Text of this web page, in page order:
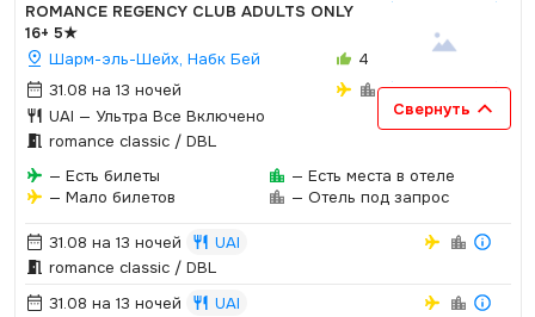
ROMANCE REGENCY CLUB ADULTS ONLY
16+ 5★
Шарм-эль-Шейх, Набк Бей
31.08 на 13 ночей
UAI — Ультра Все Включено
4
romance classic / DBL
Свернуть
— Есть билеты
— Мало билетов
— Есть места в отеле
— Отель под запрос
31.08 на 13 ночей
UAI
romance classic / DBL
31.08 на 13 ночей
UAI